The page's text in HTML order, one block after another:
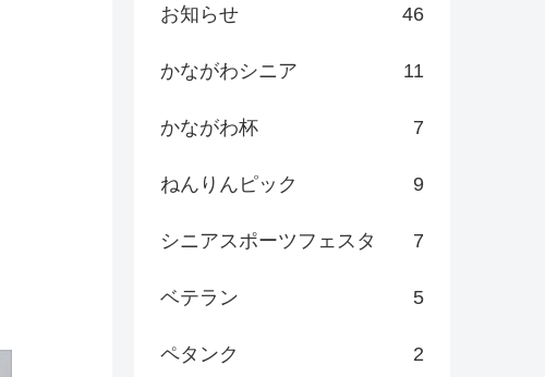
お知らせ 46
かながわシニア 11
かながわ杯 7
ねんりんピック 9
シニアスポーツフェスタ 7
ベテラン 5
ペタンク 2